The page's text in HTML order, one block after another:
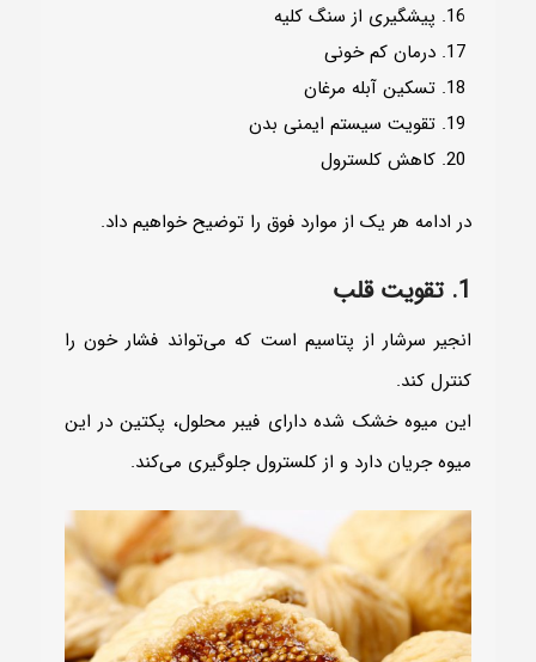
پیشگیری از سنگ کلیه
درمان کم خونی
تسکین آبله مرغان
تقویت سیستم ایمنی بدن
کاهش کلسترول
در ادامه هر یک از موارد فوق را توضیح خواهیم داد.
1. تقویت قلب
انجیر سرشار از پتاسیم است که می‌تواند فشار خون را
کنترل کند.
این میوه خشک شده دارای فیبر محلول، پکتین در این
میوه جریان دارد و از کلسترول جلوگیری می‌کند.